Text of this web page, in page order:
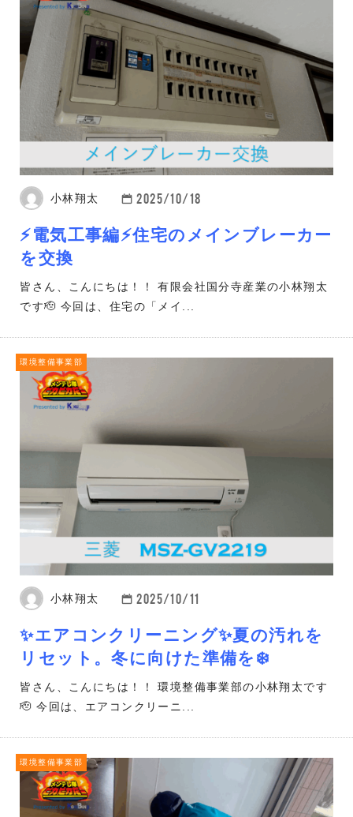
小林翔太 2025/10/18
⚡電気工事編⚡住宅のメインブレーカー
を交換
皆さん、こんにちは！！ 有限会社国分寺産業の小林翔太
です🫡 今回は、住宅の「メイ...
環境整備事業部
小林翔太 2025/10/11
✨エアコンクリーニング✨夏の汚れを
リセット。冬に向けた準備を❄️
皆さん、こんにちは！！ 環境整備事業部の小林翔太です
🫡 今回は、エアコンクリーニ...
環境整備事業部